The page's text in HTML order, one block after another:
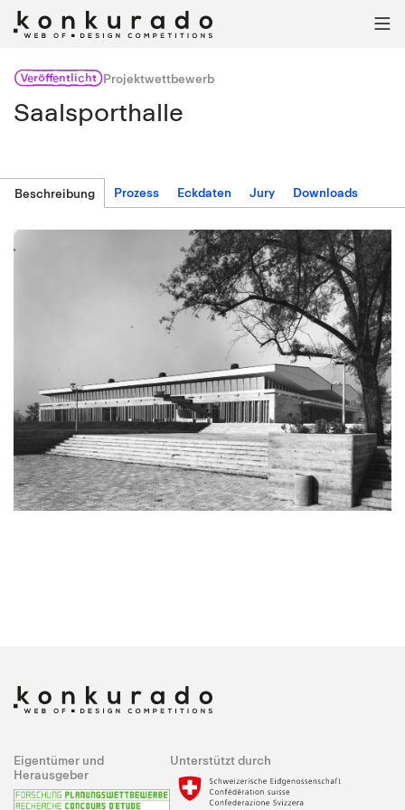

VeröffentlichtProjektwettbewerb
Saalsporthalle
Beschreibung Prozess Eckdaten Jury Downloads
Eigentümer und
Herausgeber
Unterstützt durch